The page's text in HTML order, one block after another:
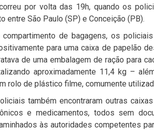
por volta das 19h, quando os
entre São Paulo (SP) e Conceição (PB).
de bagagens, os
para uma caixa de papelão
de uma embalagem de ração para
aproximadamente 11,4 kg –
rolo de plástico filme, comumente
também encontraram outras
e medicamentos, todos sem
às autoridades competentes